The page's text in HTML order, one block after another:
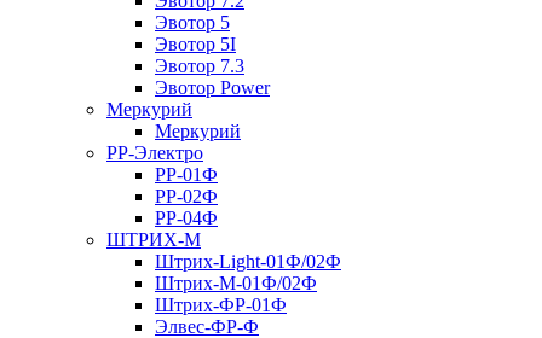
Эвотор 5
Эвотор 5I
Эвотор 7.3
Эвотор Power
Меркурий
Меркурий
РР-Электро
РР-01Ф
РР-02Ф
РР-04Ф
ШТРИХ-М
Штрих-Light-01Ф/02Ф
Штрих-М-01Ф/02Ф
Штрих-ФР-01Ф
Элвес-ФР-Ф